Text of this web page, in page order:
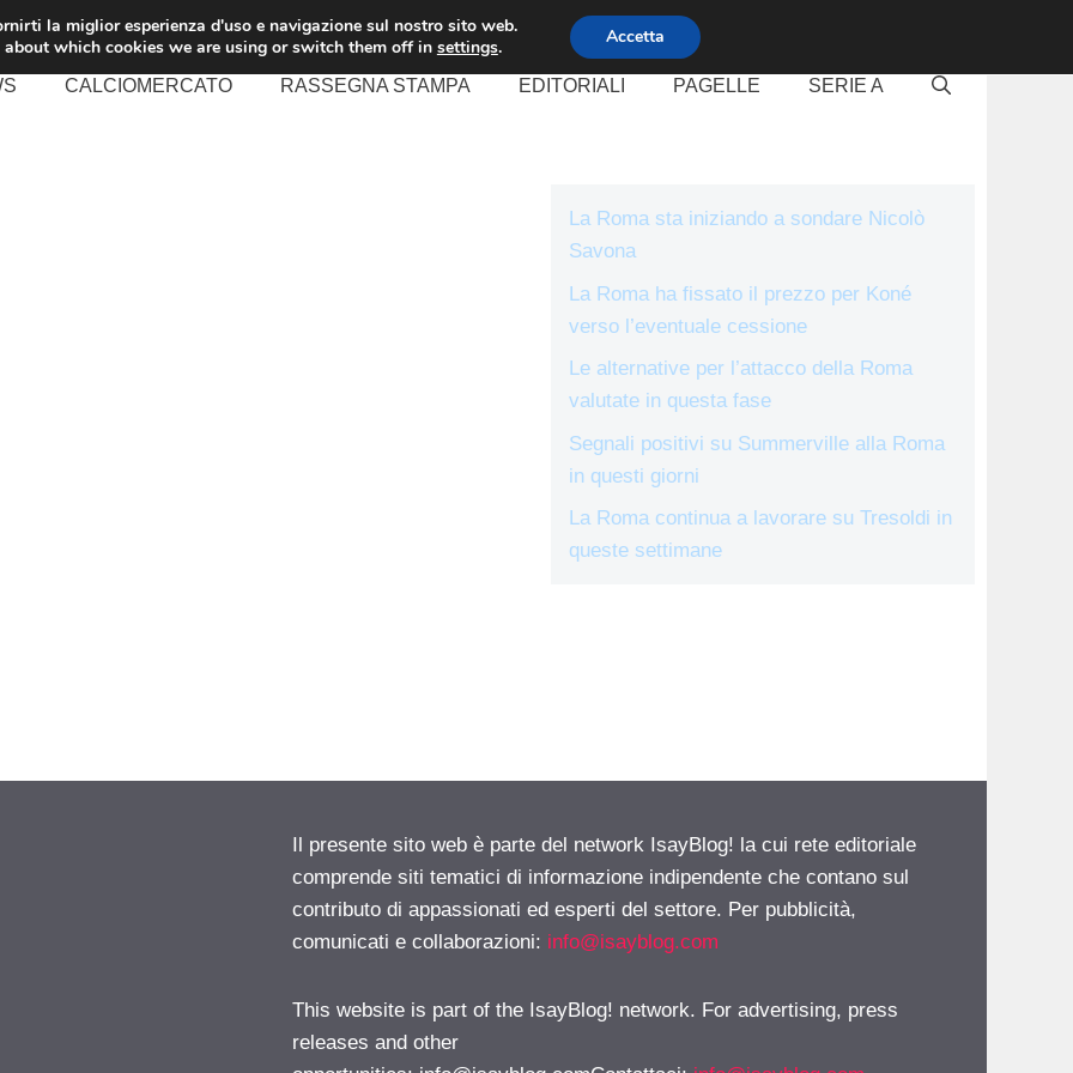
CALCIOMERCATO RASSEGNA STAMPA EDITORIALI PAGELLE SERIE A
La Roma sta iniziando a sondare Nicolò
Savona
La Roma ha fissato il prezzo per Koné
verso l’eventuale cessione
Le alternative per l’attacco della Roma
valutate in questa fase
Segnali positivi su Summerville alla Roma
in questi giorni
La Roma continua a lavorare su Tresoldi in
queste settimane
Il presente sito web è parte del network IsayBlog! la cui rete editoriale
comprende siti tematici di informazione indipendente che contano sul
contributo di appassionati ed esperti del settore. Per pubblicità,
comunicati e collaborazioni: info@isayblog.com
This website is part of the IsayBlog! network. For advertising, press
releases and other
la miglior esperienza d'uso e navigazione sul nostro sito web.
about which cookies we are using or switch them off in settings. Accetta